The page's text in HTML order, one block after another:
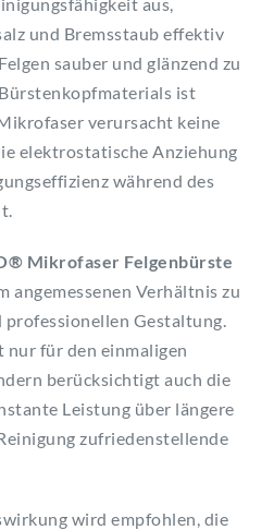
und Bremsstaub effektiv
sauber und glänzend zu
ist
verursacht keine
elektrostatische Anziehung
während des
Mikrofaser Felgenbürste
angemessenen Verhältnis zu
Gestaltung.
nur für den einmaligen
berücksichtigt auch die
Leistung über längere
zufriedenstellende
wird empfohlen, die